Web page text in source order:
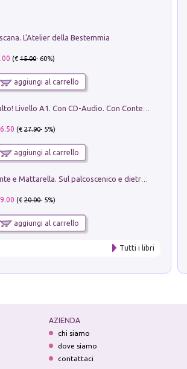
L'Atelier della Bestemmia
(€15.00- 60%)
aggiungi al carrello
(€27.90- 5%)
aggiungi al carrello
Conte e Mattarella. Sul palcoscenico e dietro le quinte del Quirinale. Un racconto sulle istituzioni
(€20.00- 5%)
aggiungi al carrello
Tutti i libri
AZIENDA
chi siamo
dove siamo
contattaci